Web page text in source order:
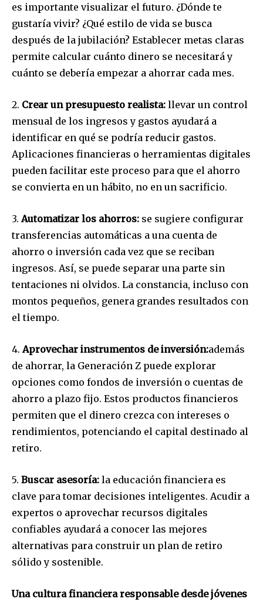
Join our community of
SUBSCRIBERS and be part of the
conversation.
To subscribe, simply enter your email address on our website
or click the subscribe button below. Don't worry, we respect
safe with us.
es importante visualizar el futuro. ¿Dónde te
gustaría vivir? ¿Qué estilo de vida se busca
después de la jubilación? Establecer metas claras
permite calcular cuánto dinero se necesitará y
cuánto se debería empezar a ahorrar cada mes.
2. Crear un presupuesto realista: llevar un control
mensual de los ingresos y gastos ayudará a
identificar en qué se podría reducir gastos.
Aplicaciones financieras o herramientas digitales
pueden facilitar este proceso para que el ahorro
se convierta en un hábito, no en un sacrificio.
3. Automatizar los ahorros: se sugiere configurar
transferencias automáticas a una cuenta de
ahorro o inversión cada vez que se reciban
ingresos. Así, se puede separar una parte sin
tentaciones ni olvidos. La constancia, incluso con
montos pequeños, genera grandes resultados con
el tiempo.
4. Aprovechar instrumentos de inversión:además
de ahorrar, la Generación Z puede explorar
opciones como fondos de inversión o cuentas de
ahorro a plazo fijo. Estos productos financieros
permiten que el dinero crezca con intereses o
rendimientos, potenciando el capital destinado al
retiro.
5. Buscar asesoría: la educación financiera es
clave para tomar decisiones inteligentes. Acudir a
expertos o aprovechar recursos digitales
confiables ayudará a conocer las mejores
alternativas para construir un plan de retiro
sólido y sostenible.
Una cultura financiera responsable desde jóvenes